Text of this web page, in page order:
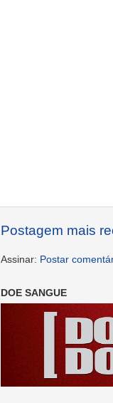
Postagem mais
Assinar: Postar
DOE SANGUE